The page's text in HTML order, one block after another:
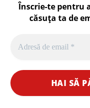
Înscrie-te pentru
căsuța ta de